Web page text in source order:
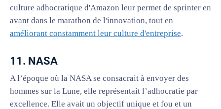
culture adhocratique d'Amazon leur permet de sprinter en
avant dans le marathon de l'innovation, tout en
améliorant constamment leur culture d'entreprise.
11. NASA
A l’époque où la NASA se consacrait à envoyer des
hommes sur la Lune, elle représentait l’adhocratie par
excellence. Elle avait un objectif unique et fou et un